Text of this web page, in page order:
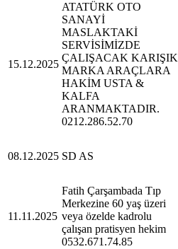
15.12.2025
ATATÜRK OTO
SANAYİ
MASLAKTAKİ
SERVİSİMİZDE
ÇALIŞACAK KARIŞIK
MARKA ARAÇLARA
HAKİM USTA &
KALFA
ARANMAKTADIR.
0212.286.52.70
08.12.2025 SD AS
11.11.2025
Fatih Çarşambada Tıp
Merkezine 60 yaş üzeri
veya özelde kadrolu
çalışan pratisyen hekim
0532.671.74.85